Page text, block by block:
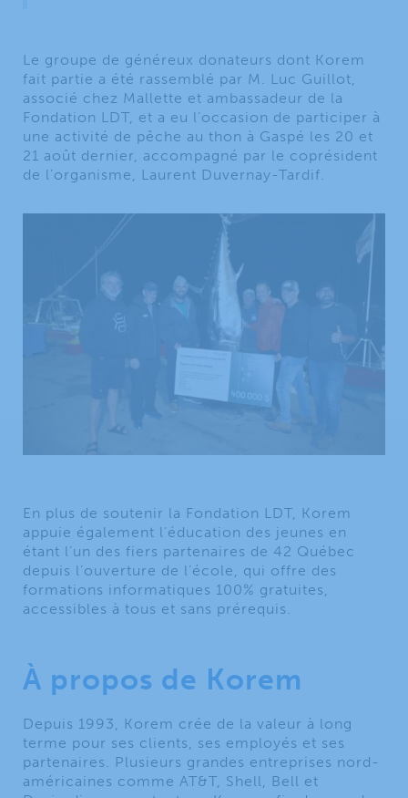
Le groupe de généreux donateurs dont Korem
fait partie a été rassemblé par M. Luc Guillot,
associé chez Mallette et ambassadeur de la
Fondation LDT, et a eu l’occasion de participer à
une activité de pêche au thon à Gaspé les 20 et
21 août dernier, accompagné par le coprésident
de l’organisme, Laurent Duvernay-Tardif.
En plus de soutenir la Fondation LDT, Korem
appuie également l’éducation des jeunes en
étant l’un des fiers partenaires de 42 Québec
depuis l’ouverture de l’école, qui offre des
formations informatiques 100% gratuites,
accessibles à tous et sans prérequis.
À propos de Korem
Depuis 1993, Korem crée de la valeur à long
terme pour ses clients, ses employés et ses
partenaires. Plusieurs grandes entreprises nord-
américaines comme AT&T, Shell, Bell et